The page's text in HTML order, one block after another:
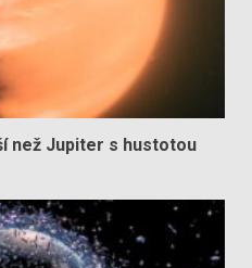
než Jupiter s hustotou